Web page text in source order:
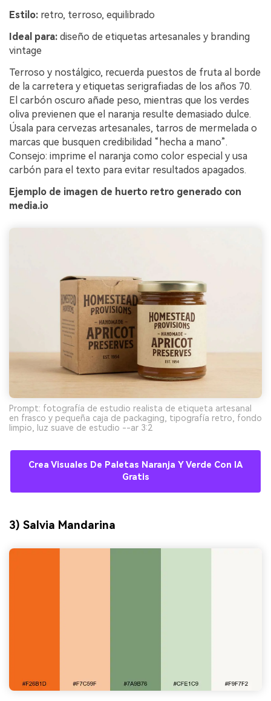
Estilo: retro, terroso, equilibrado
Ideal para: diseño de etiquetas artesanales y branding
vintage
Terroso y nostálgico, recuerda puestos de fruta al borde
de la carretera y etiquetas serigrafiadas de los años 70.
El carbón oscuro añade peso, mientras que los verdes
oliva previenen que el naranja resulte demasiado dulce.
Úsala para cervezas artesanales, tarros de mermelada o
marcas que busquen credibilidad “hecha a mano”.
Consejo: imprime el naranja como color especial y usa
carbón para el texto para evitar resultados apagados.
Ejemplo de imagen de huerto retro generado con
media.io
Prompt: fotografía de estudio realista de etiqueta artesanal
en frasco y pequeña caja de packaging, tipografía retro, fondo
limpio, luz suave de estudio --ar 3:2
Crea Visuales De Paletas Naranja Y Verde Con IA
Gratis
3) Salvia Mandarina